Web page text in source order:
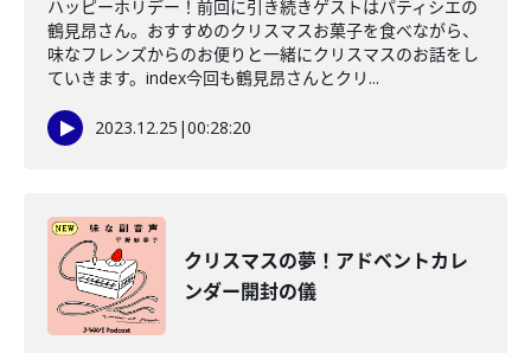
ハッピーホリデー！前回に引き続きゲストはパティシエの
鶴見昂さん。おすすめのクリスマスお菓子を食べながら、
味なフレンズからのお便りと一緒にクリスマスのお話をし
ていきます。index今回も鶴見昂さんとクリ...
2023.12.25 |00:28:20
クリスマスの夢！アドベントカレ
ンダー開封の儀